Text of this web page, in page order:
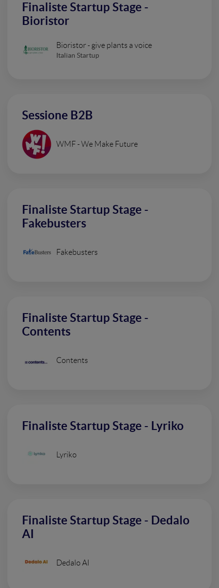
Finaliste Startup Stage -
Bioristor
Bioristor - give plants a voice
Italian Startup
Sessione B2B
WMF - We Make Future
Finaliste Startup Stage -
Fakebusters
Fakebusters
Finaliste Startup Stage -
Contents
Contents
Finaliste Startup Stage - Lyriko
Lyriko
Finaliste Startup Stage - Dedalo
AI
Dedalo AI